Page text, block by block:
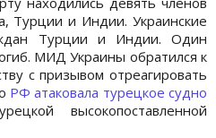
Турции и Индии. Украинские
Турции и Индии. Один
МИД Украины обратился к
с призывом отреагировать
РФ атаковала турецкое судно
высокопоставленной